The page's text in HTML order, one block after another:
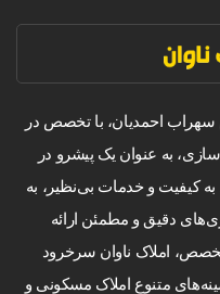
سهراب احمدیان، با تخصص در
به عنوان یک پیشرو در
کیفیت و خدمات بی‌نظیر، به
دقیق و مطمئن ارائه
املاک ناوان سرخرود
متنوع املاک مسکونی و